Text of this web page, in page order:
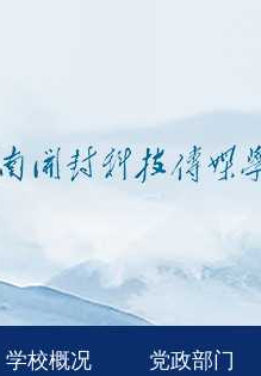
学校概况 党政部门